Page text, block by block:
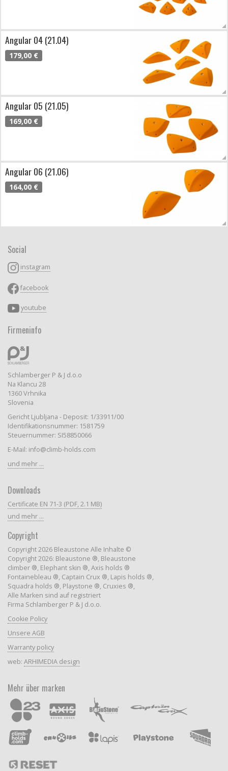
Angular 04 (21.04)
179,00 €
Angular 05 (21.05)
169,00 €
Angular 06 (21.06)
164,00 €
Social
instagram
facebook
youtube
Firmeninfo
Schlamberger P & J d.o.o
Na Klancu 28
1360 Vrhnika
Slovenia
Gericht Ljubljana - Deposit: 1/33911/00
Identifikationsnummer: 1581759
Steuernummer: SI58850066
E-Mail: info@climb-holds.com
und mehr ...
Downloads
Certificate EN 71-3 (PDF, 2.1 MB)
und mehr ...
Copyright
Copyright 2026 Bleaustone Alle Inhalte ©
Copyright 2026: Bleaustone ®, Bleaustone
climber ®, Elephant skin ®, Axis holds ®
Fontainebleau ®, Captain Crux ®, Lapis holds ®,
Squadra holds ®, Playstone ®, Cruxies ®,
Alle Marken sind auf registriert
Firma Schlamberger P & J d.o.o.
Cookie Policy
Unsere AGB
Warranty policy
web: ARHIMEDIA design
Mehr über marken